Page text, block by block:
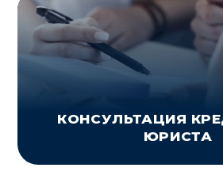
КОНСУЛЬТАЦИЯ
ЮРИСТА